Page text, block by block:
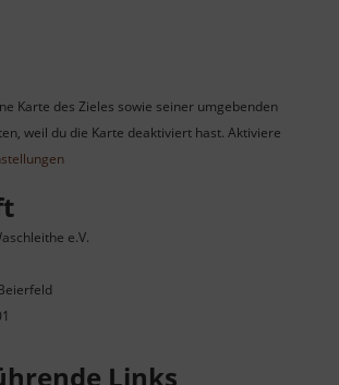
Karte des Zieles sowie seiner umgebenden
weil du die Karte deaktiviert hast. Aktiviere
e.V.
Links